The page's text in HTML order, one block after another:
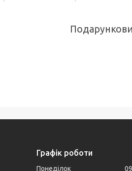
Графік роботи
Понеділок